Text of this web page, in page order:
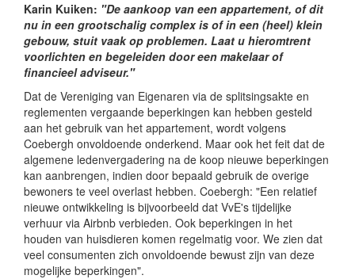
Karin Kuiken: "De aankoop van een appartement, of dit
nu in een grootschalig complex is of in een (heel) klein
gebouw, stuit vaak op problemen. Laat u hieromtrent
voorlichten en begeleiden door een makelaar of
financieel adviseur."
Dat de Vereniging van Eigenaren via de splitsingsakte en
reglementen vergaande beperkingen kan hebben gesteld
aan het gebruik van het appartement, wordt volgens
Coebergh onvoldoende onderkend. Maar ook het feit dat de
algemene ledenvergadering na de koop nieuwe beperkingen
kan aanbrengen, indien door bepaald gebruik de overige
bewoners te veel overlast hebben. Coebergh: "Een relatief
nieuwe ontwikkeling is bijvoorbeeld dat VvE's tijdelijke
verhuur via Airbnb verbieden. Ook beperkingen in het
houden van huisdieren komen regelmatig voor. We zien dat
veel consumenten zich onvoldoende bewust zijn van deze
mogelijke beperkingen".